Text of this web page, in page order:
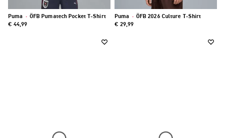
Puma · ÖFB Pumatech Pocket T-Shirt
€ 44,99
Puma · ÖFB 2026 Culture T-Shirt
€ 29,99